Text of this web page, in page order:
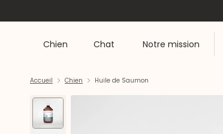
Chien Chat Notre mission
Accueil Chien Huile de Saumon